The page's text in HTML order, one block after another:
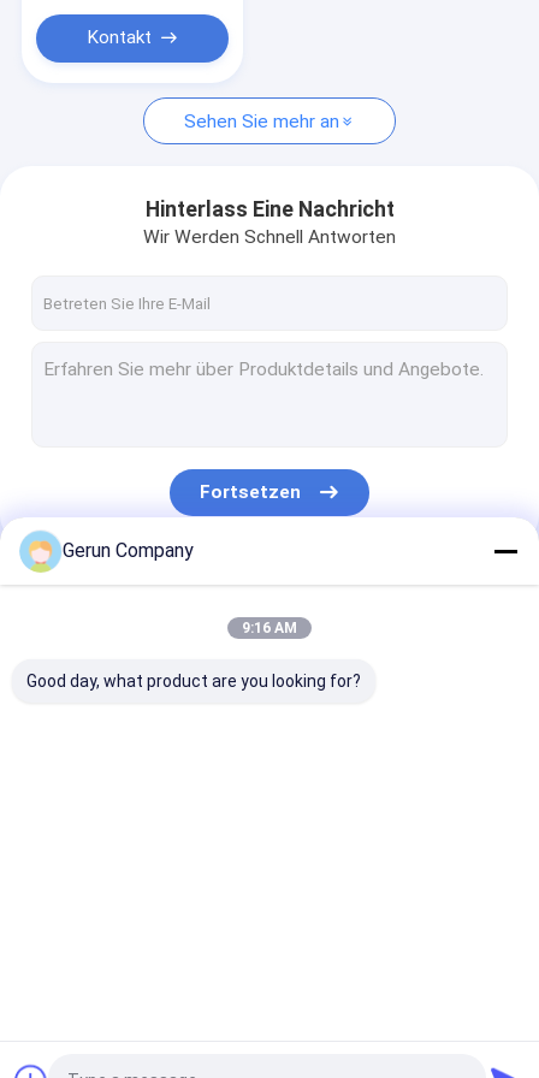
Kontakt
Sehen Sie mehr an
Hinterlass Eine Nachricht
Wir Werden Schnell Antworten
Fortsetzen
Unsere Kategorien
Gerun Company
9:16 AM
Good day, what product are you looking for?